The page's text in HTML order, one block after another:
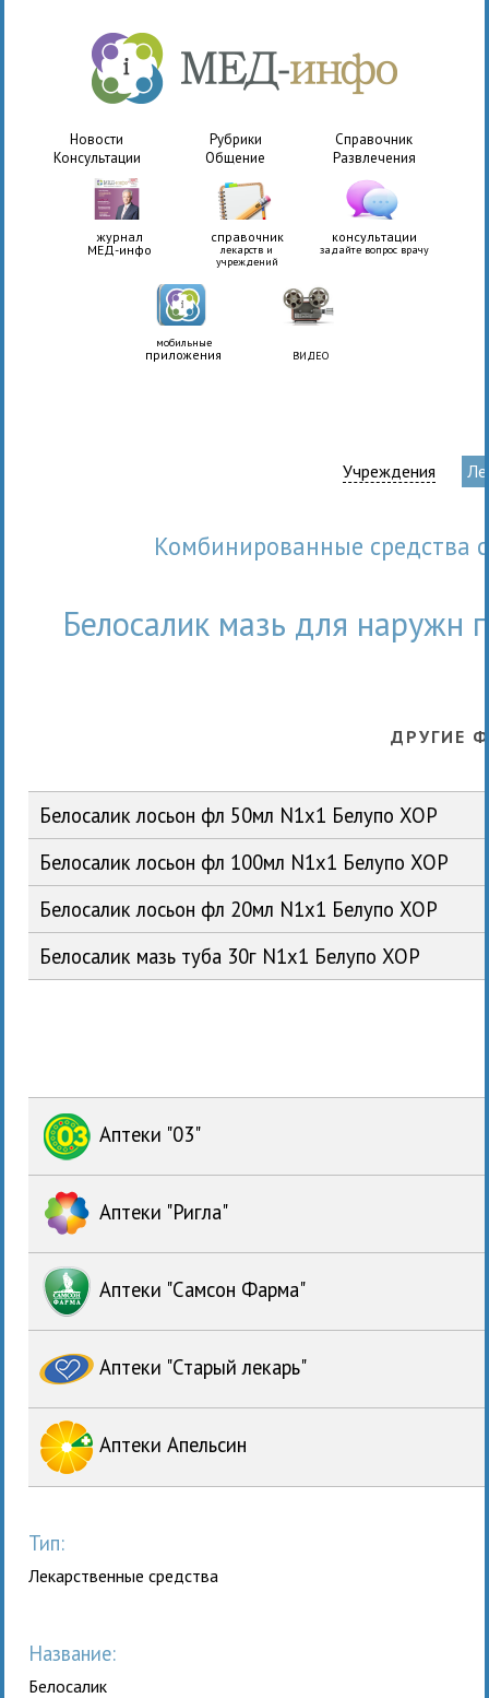
Новости Рубрики
Справочник
Консультации
Общение Развлечения
журнал
МЕД-инфо
справочник
лекарств и
учреждений
консультации
задайте вопрос врачу
мобильные
приложения ВИДЕО
Учреждения
Комбинированные
Белосалик мазь для наружн
ДРУГИЕ
Белосалик лосьон фл 50мл N1x1 Белупо ХОР
Белосалик лосьон фл 100мл N1x1 Белупо ХОР
Белосалик лосьон фл 20мл N1x1 Белупо ХОР
Белосалик мазь туба 30г N1x1 Белупо ХОР
Аптеки "03"
Аптеки "Ригла"
Аптеки "Самсон Фарма"
Аптеки "Старый лекарь"
Аптеки Апельсин
Тип:
Лекарственные средства
Название:
Белосалик